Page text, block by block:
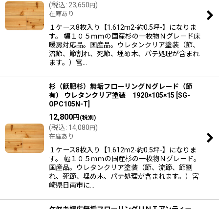
(税込: 23,650円)
在庫あり
１ケース8枚入り【1.612m2-約0.5坪-】になりま
す。 幅１０５ｍｍの国産杉の一枚物Ｎグレード床
暖房対応品。国産品。ウレタンクリア塗装（節、
流節、節割れ、死節、埋め木、パテ処理が含まれ
ます。）宮…
杉（飫肥杉）無垢フローリングＮグレード（節
有） ウレタンクリア塗装 1920×105×15 SG-
OPC105N-T
12,800円 (税別)
(税込: 14,080円)
在庫あり
１ケース8枚入り【1.612m2-約0.5坪-】になりま
す。 幅１０５ｍｍの国産杉の一枚物Ｎグレード。
国産品。ウレタンクリア塗装（節、流節、節割
れ、死節、埋め木、パテ処理が含まれます。）宮
崎県日南市に…